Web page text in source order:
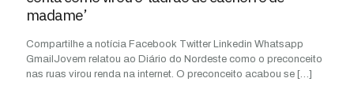
madame’
Compartilhe a notícia Facebook Twitter Linkedin Whatsapp
GmailJovem relatou ao Diário do Nordeste como o preconceito
nas ruas virou renda na internet. O preconceito acabou se […]